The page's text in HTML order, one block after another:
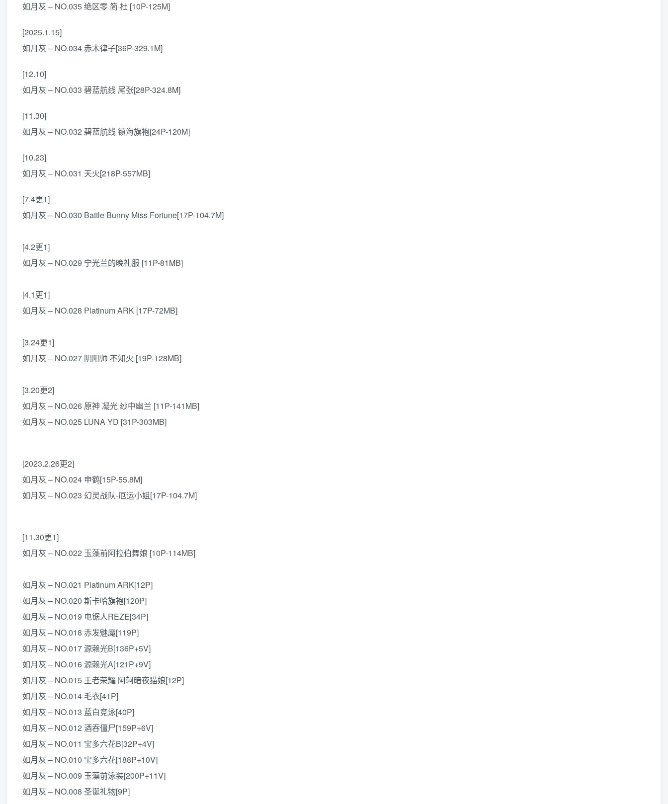
如月灰 – NO.035 绝区零 简·杜 [10P-125M]
[2025.1.15]
如月灰 – NO.034 赤木律子[36P-329.1M]
[12.10]
如月灰 – NO.033 碧蓝航线 尾张[28P-324.8M]
[11.30]
如月灰 – NO.032 碧蓝航线 镇海旗袍[24P-120M]
[10.23]
如月灰 – NO.031 天火[218P-557MB]
[7.4更1]
如月灰 – NO.030 Battle Bunny Miss Fortune[17P-104.7M]
[4.2更1]
如月灰 – NO.029 宁光兰的晚礼服 [11P-81MB]
[4.1更1]
如月灰 – NO.028 Platinum ARK [17P-72MB]
[3.24更1]
如月灰 – NO.027 阴阳师 不知火 [19P-128MB]
[3.20更2]
如月灰 – NO.026 原神 凝光 纱中幽兰 [11P-141MB]
如月灰 – NO.025 LUNA YD [31P-303MB]
[2023.2.26更2]
如月灰 – NO.024 申鹤[15P-55.8M]
如月灰 – NO.023 幻灵战队-厄运小姐[17P-104.7M]
[11.30更1]
如月灰 – NO.022 玉藻前阿拉伯舞娘 [10P-114MB]
如月灰 – NO.021 Platinum ARK[12P]
如月灰 – NO.020 斯卡哈旗袍[120P]
如月灰 – NO.019 电锯人REZE[34P]
如月灰 – NO.018 赤发魅魔[119P]
如月灰 – NO.017 源赖光B[136P+5V]
如月灰 – NO.016 源赖光A[121P+9V]
如月灰 – NO.015 王者荣耀 阿轲暗夜猫娘[12P]
如月灰 – NO.014 毛衣[41P]
如月灰 – NO.013 蓝白竞泳[40P]
如月灰 – NO.012 酒吞僵尸[159P+6V]
如月灰 – NO.011 宝多六花B[32P+4V]
如月灰 – NO.010 宝多六花[188P+10V]
如月灰 – NO.009 玉藻前泳装[200P+11V]
如月灰 – NO.008 圣诞礼物[9P]